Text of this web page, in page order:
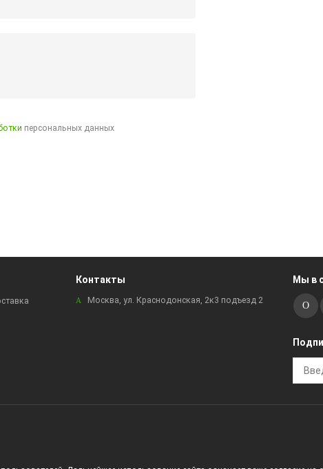
персональных данных
Контакты
Москва, ул. Краснодонская, 2к3 подъезд 2
Мы в